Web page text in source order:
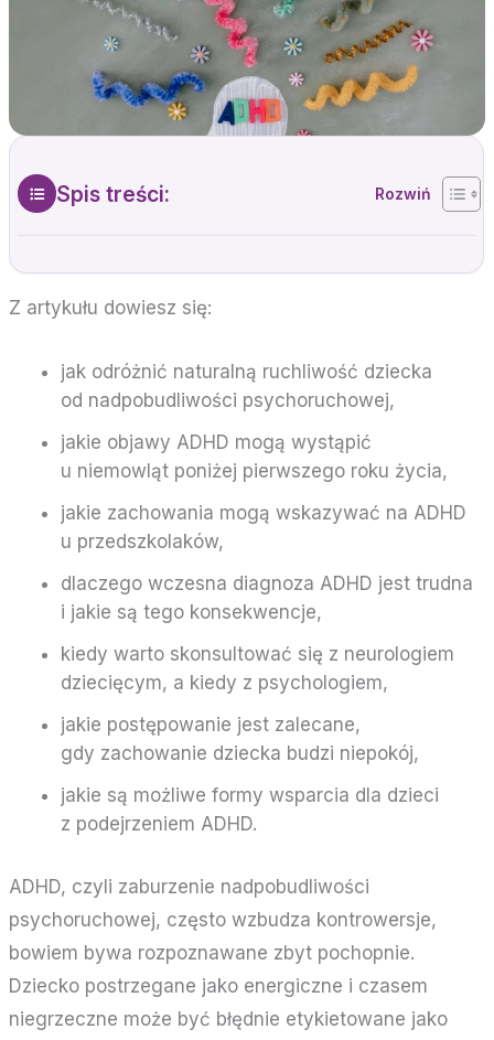
Spis treści:
Z artykułu dowiesz się:
jak odróżnić naturalną ruchliwość dziecka
od nadpobudliwości psychoruchowej,
jakie objawy ADHD mogą wystąpić
u niemowląt poniżej pierwszego roku życia,
jakie zachowania mogą wskazywać na ADHD
u przedszkolaków,
dlaczego wczesna diagnoza ADHD jest trudna
i jakie są tego konsekwencje,
kiedy warto skonsultować się z neurologiem
dziecięcym, a kiedy z psychologiem,
jakie postępowanie jest zalecane,
gdy zachowanie dziecka budzi niepokój,
jakie są możliwe formy wsparcia dla dzieci
z podejrzeniem ADHD.
ADHD, czyli zaburzenie nadpobudliwości
psychoruchowej, często wzbudza kontrowersje,
bowiem bywa rozpoznawane zbyt pochopnie.
Dziecko postrzegane jako energiczne i czasem
niegrzeczne może być błędnie etykietowane jako